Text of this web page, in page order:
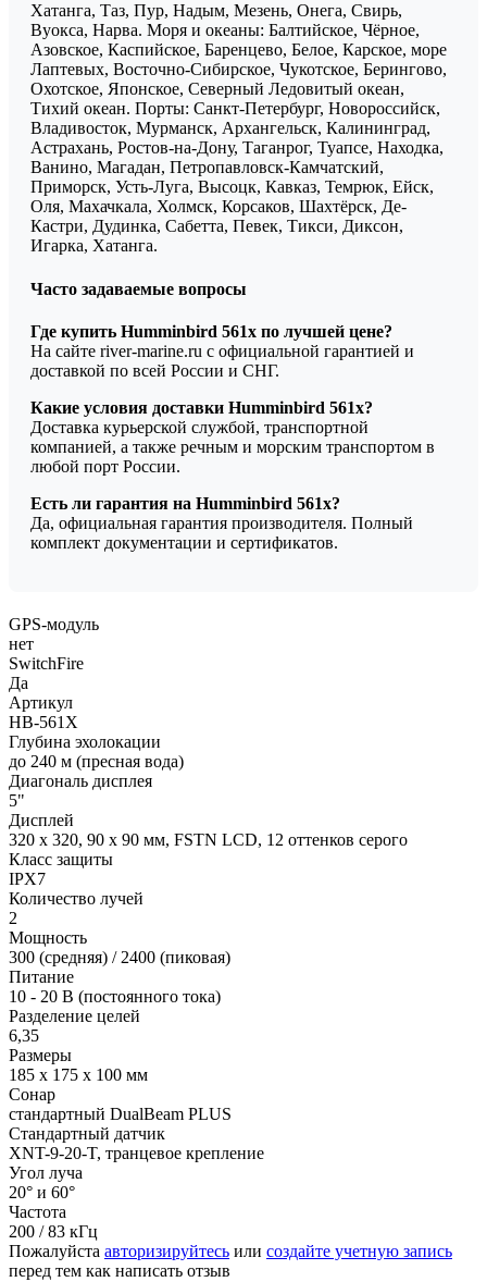
Хатанга, Таз, Пур, Надым, Мезень, Онега, Свирь,
Вуокса, Нарва. Моря и океаны: Балтийское, Чёрное,
Азовское, Каспийское, Баренцево, Белое, Карское, море
Лаптевых, Восточно-Сибирское, Чукотское, Берингово,
Охотское, Японское, Северный Ледовитый океан,
Тихий океан. Порты: Санкт-Петербург, Новороссийск,
Владивосток, Мурманск, Архангельск, Калининград,
Астрахань, Ростов-на-Дону, Таганрог, Туапсе, Находка,
Ванино, Магадан, Петропавловск-Камчатский,
Приморск, Усть-Луга, Высоцк, Кавказ, Темрюк, Ейск,
Оля, Махачкала, Холмск, Корсаков, Шахтёрск, Де-
Кастри, Дудинка, Сабетта, Певек, Тикси, Диксон,
Игарка, Хатанга.
Часто задаваемые вопросы
Где купить Humminbird 561x по лучшей цене?
На сайте river-marine.ru с официальной гарантией и
доставкой по всей России и СНГ.
Какие условия доставки Humminbird 561x?
Доставка курьерской службой, транспортной
компанией, а также речным и морским транспортом в
любой порт России.
Есть ли гарантия на Humminbird 561x?
Да, официальная гарантия производителя. Полный
комплект документации и сертификатов.
GPS-модуль
нет
SwitchFire
Да
Артикул
HB-561X
Глубина эхолокации
до 240 м (пресная вода)
Диагональ дисплея
5"
Дисплей
320 x 320, 90 x 90 мм, FSTN LCD, 12 оттенков серого
Класс защиты
IPX7
Количество лучей
2
Мощность
300 (средняя) / 2400 (пиковая)
Питание
10 - 20 В (постоянного тока)
Разделение целей
6,35
Размеры
185 x 175 x 100 мм
Сонар
стандартный DualBeam PLUS
Стандартный датчик
XNT-9-20-T, транцевое крепление
Угол луча
20° и 60°
Частота
200 / 83 кГц
Пожалуйста авторизируйтесь или создайте учетную запись
перед тем как написать отзыв